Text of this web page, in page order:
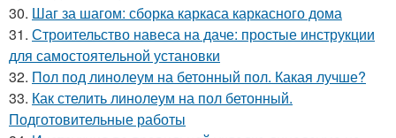
30. Шаг за шагом: сборка каркаса каркасного дома
31. Строительство навеса на даче: простые инструкции
для самостоятельной установки
32. Пол под линолеум на бетонный пол. Какая лучше?
33. Как стелить линолеум на пол бетонный.
Подготовительные работы